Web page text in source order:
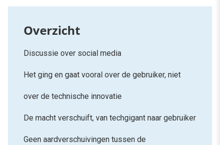
Discussie over social media
Het ging en gaat vooral over de gebruiker, niet
over de technische innovatie
De macht verschuift, van techgigant naar gebruiker
Geen aardverschuivingen tussen de